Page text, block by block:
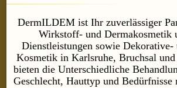
DermILDEM ist Ihr zuverlässiger
Wirkstoff- und Dermakosmetik
Dienstleistungen sowie Dekorative-
Kosmetik in Karlsruhe, Bruchsal
bieten die Unterschiedliche
Geschlecht, Hauttyp und Bedürfnisse